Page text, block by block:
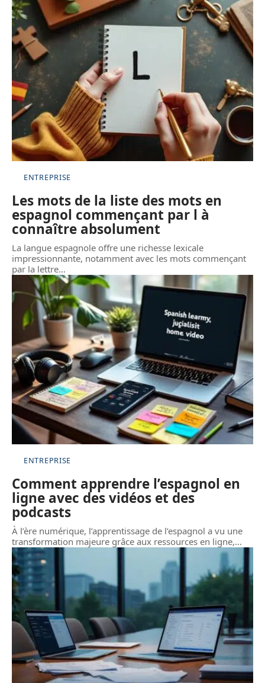
ENTREPRISE
Les mots de la liste des mots en
espagnol commençant par l à
connaître absolument
La langue espagnole offre une richesse lexicale
impressionnante, notamment avec les mots commençant
par la lettre…
ENTREPRISE
Comment apprendre l’espagnol en
ligne avec des vidéos et des
podcasts
À l’ère numérique, l’apprentissage de l’espagnol a vu une
transformation majeure grâce aux ressources en ligne,…